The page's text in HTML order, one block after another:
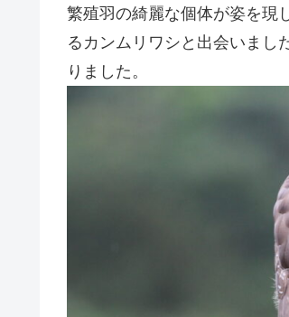
繁殖羽の綺麗な個体が姿を現
るカンムリワシと出会いまし
りました。